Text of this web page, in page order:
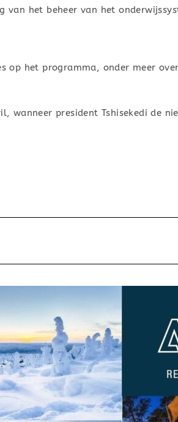
van het beheer van het
op het programma, onder meer
president Tshisekedi de